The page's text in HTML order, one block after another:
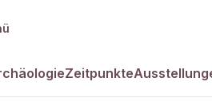
Zeitpunkte